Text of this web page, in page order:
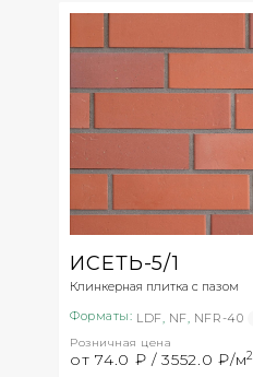
ИСЕТЬ-5/1
Клинкерная плитка с пазом
Форматы: LDF, NF, NFR-40
Розничная цена
от 74.0 ₽ / 3552.0 ₽/м2